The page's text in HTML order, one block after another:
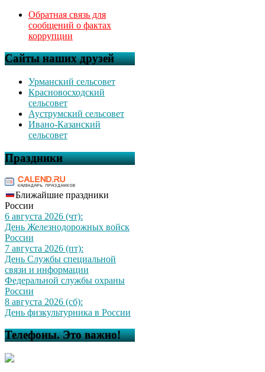
Обратная связь для
сообщений о фактах
коррупции
Сайты наших друзей
Урманский сельсовет
Красновосходский
сельсовет
Ауструмский сельсовет
Ивано-Казанский
сельсовет
Праздники
Ближайшие праздники
России
6 августа 2026 (чт):
День Железнодорожных войск
России
7 августа 2026 (пт):
День Службы специальной
связи и информации
Федеральной службы охраны
России
8 августа 2026 (сб):
День физкультурника в России
Телефоны. Это важно!